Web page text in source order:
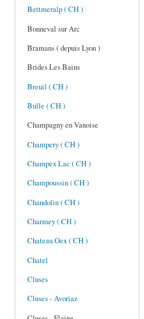
Bettmeralp ( CH )
Bonneval sur Arc
Bramans ( depuis Lyon )
Brides Les Bains
Breuil ( CH )
Bulle ( CH )
Champagny en Vanoise
Champery ( CH )
Champex Lac ( CH )
Champoussin ( CH )
Chandolin ( CH )
Charmey ( CH )
Chateau Oex ( CH )
Chatel
Cluses
Cluses - Avoriaz